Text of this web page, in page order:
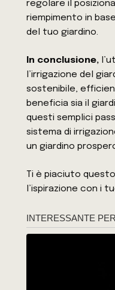
regolare il
riempimento in
del tuo giardino.
In conclusione,
l’irrigazione del
sostenibile,
beneficia sia il
questi semplici
sistema di
un giardino
Ti è piaciuto
l’ispirazione con i